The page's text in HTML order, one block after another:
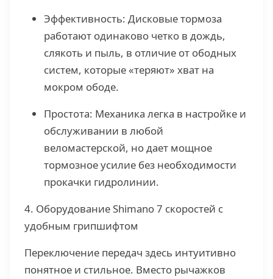
Эффективность: Дисковые тормоза
работают одинаково четко в дождь,
слякоть и пыль, в отличие от ободных
систем, которые «теряют» хват на
мокром ободе.
Простота: Механика легка в настройке и
обслуживании в любой
веломастерской, но дает мощное
тормозное усилие без необходимости
прокачки гидролинии.
4. Оборудование Shimano 7 скоростей с
удобным грипшифтом
Переключение передач здесь интуитивно
понятное и стильное. Вместо рычажков